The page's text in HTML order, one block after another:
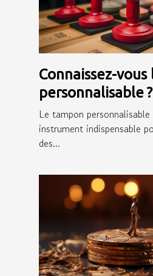
Connaissez-
personnalisable ?
Le tampon
instrument indispensable
des...